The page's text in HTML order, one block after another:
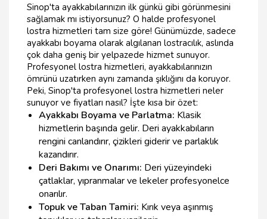
Sinop'ta ayakkabılarınızın ilk günkü gibi görünmesini
sağlamak mı istiyorsunuz? O halde profesyonel
lostra hizmetleri tam size göre! Günümüzde, sadece
ayakkabı boyama olarak algılanan lostracılık, aslında
çok daha geniş bir yelpazede hizmet sunuyor.
Profesyonel lostra hizmetleri, ayakkabılarınızın
ömrünü uzatırken aynı zamanda şıklığını da koruyor.
Peki, Sinop'ta profesyonel lostra hizmetleri neler
sunuyor ve fiyatları nasıl? İşte kısa bir özet:
Ayakkabı Boyama ve Parlatma: Klasik
hizmetlerin başında gelir. Deri ayakkabıların
rengini canlandırır, çizikleri giderir ve parlaklık
kazandırır.
Deri Bakımı ve Onarımı: Deri yüzeyindeki
çatlaklar, yıpranmalar ve lekeler profesyonelce
onarılır.
Topuk ve Taban Tamiri: Kırık veya aşınmış